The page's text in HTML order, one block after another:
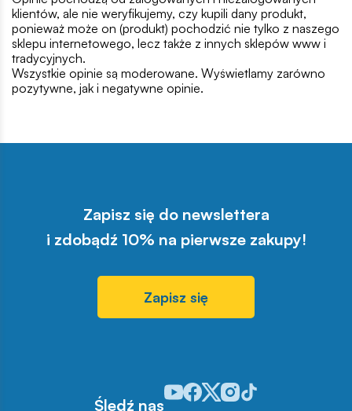
klientów, ale nie weryfikujemy, czy kupili dany produkt,
ponieważ może on (produkt) pochodzić nie tylko z naszego
sklepu internetowego, lecz także z innych sklepów www i
tradycyjnych.
Wszystkie opinie są moderowane. Wyświetlamy zarówno
pozytywne, jak i negatywne opinie.
Zapisz się do newslettera
i zdobądź 10% na pierwsze zakupy!
Zapisz się
Śledź nas
Odwiedź nasz profil w serwisie
Odwiedź nasz profil w serwisie
Odwiedź nasz profil w
Odwiedź nasz profil w
Odwiedź nasz profil